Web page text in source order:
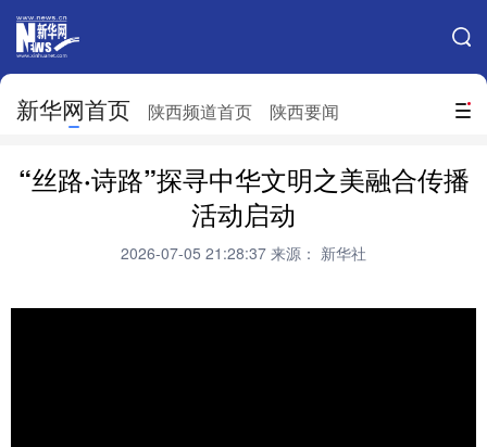
搜索
新华网首页 陕西频道首页 陕西要闻
网站地图
北京 天津 河北 山西
吉林 上海
“丝路·诗路”探寻中华文明之美融合传播
活动启动
2026-07-05 21:28:37 来源： 新华社